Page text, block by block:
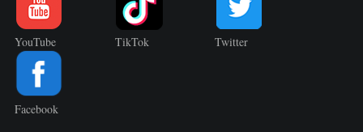
YouTube TikTok Twitter
Facebook